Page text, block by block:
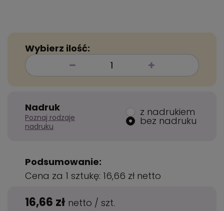
Wybierz ilość:
Nadruk
Poznaj rodzaje
nadruku
z nadrukiem
bez nadruku
Podsumowanie:
Cena za 1 sztukę: 16,66 zł netto
16,66 zł netto / szt.